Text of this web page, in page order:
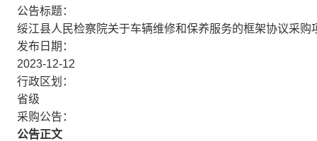
公告标题：
绥江县人民检察院关于车辆维修和保养服务的框架协议采购
发布日期：
2023-12-12
行政区划：
省级
采购公告：
公告正文